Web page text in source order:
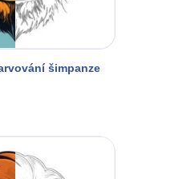
šimpanze